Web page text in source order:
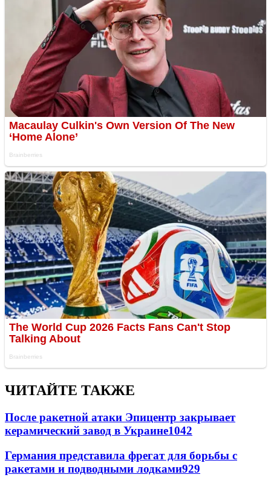
ЧИТАЙТЕ ТАКЖЕ
После ракетной атаки Эпицентр закрывает
керамический завод в Украине1042
Германия представила фрегат для борьбы с
ракетами и подводными лодками929